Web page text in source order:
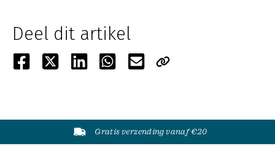
Deel dit artikel
Gratis verzending vanaf €20